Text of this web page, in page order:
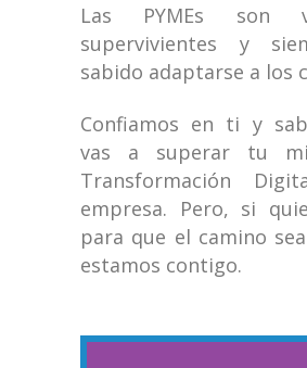
Las PYMEs son
supervivientes y
sabido adaptarse a los
Confiamos en ti y
vas a superar tu
Transformación
empresa. Pero, si
para que el camino
estamos contigo.